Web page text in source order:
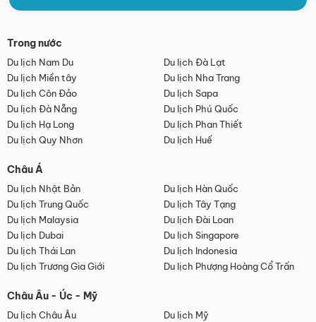
Trong nước
Du lịch Nam Du
Du lịch Đà Lạt
Du lịch Miền tây
Du lịch Nha Trang
Du lịch Côn Đảo
Du lịch Sapa
Du lịch Đà Nẵng
Du lịch Phú Quốc
Du lịch Hạ Long
Du lịch Phan Thiết
Du lịch Quy Nhơn
Du lịch Huế
Châu Á
Du lịch Nhật Bản
Du lịch Hàn Quốc
Du lịch Trung Quốc
Du lịch Tây Tạng
Du lịch Malaysia
Du lịch Đài Loan
Du lịch Dubai
Du lịch Singapore
Du lịch Thái Lan
Du lịch Indonesia
Du lịch Trương Gia Giới
Du lịch Phượng Hoàng Cổ Trấn
Châu Âu - Úc - Mỹ
Du lịch Châu Âu
Du lịch Mỹ